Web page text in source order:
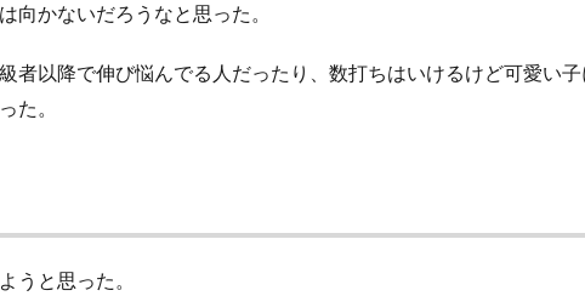
向かないだろうなと思った。
者以降で伸び悩んでる人だったり、数打ちはいけるけど可愛い
た。
うと思った。